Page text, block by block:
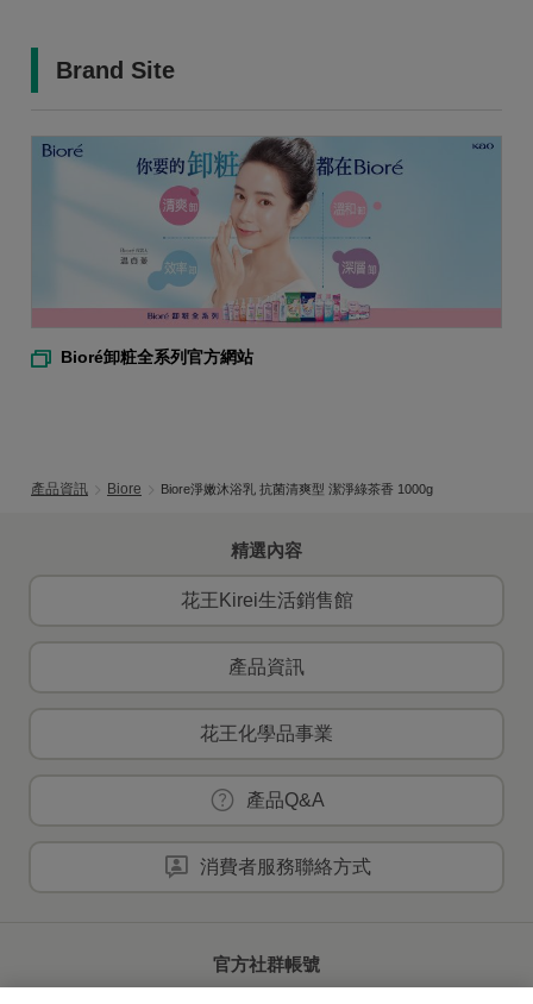
Brand Site
Bioré卸粧全系列官方網站
產品資訊 Biore Biore淨嫩沐浴乳 抗菌清爽型 潔淨綠茶香 1000g
精選內容
花王Kirei生活銷售館
產品資訊
花王化學品事業
產品Q&A
消費者服務聯絡方式
官方社群帳號